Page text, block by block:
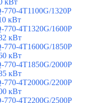
кВт
4T1100G/1320P
кВт
4T1320G/1600P
кВт
4T1600G/1850P
кВт
4T1850G/2000P
кВт
4T2000G/2200P
кВт
4T2200G/2500P